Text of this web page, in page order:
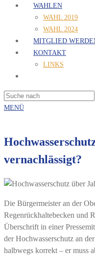
WAHLEN
WAHL 2019
WAHL 2024
MITGLIED
KONTAKT
LINKS
MENÜ
vernachlässigt?
Die Bürgermeister an der
Regenrückhaltebecken und
Überschrift in einer
der Hochwasserschutz an
halbwegs korrekt – er muss